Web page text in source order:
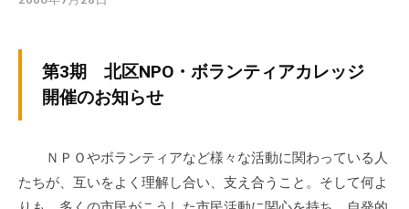
v
p
-
d
第3期 北区NPO・ボランティアカレッジ
開催のお知らせ
ＮＰＯやボランティアなど様々な活動に関わっている人
たちが、互いをよく理解し合い、支え合うこと。そして何よ